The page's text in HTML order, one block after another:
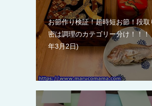
お節作り検証！超時短お節！段取
密は調理のカテゴリー分け！！！
年3月2日